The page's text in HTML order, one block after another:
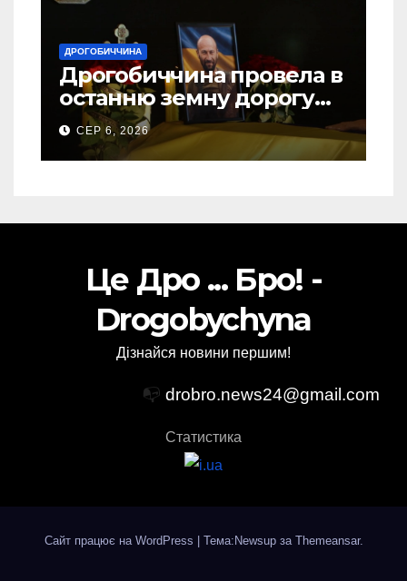
ДРОГОБИЧЧИНА
Дрогобиччина провела в
останню земну дорогу
свого Захисника – Олега
Торського
СЕР 6, 2026
Це Дро ... Бро! -
Drogobychyna
Дізнайся новини першим!
📭 drobro.news24@gmail.com
Статистика
Сайт працює на WordPress Тема:Newsup за Themeansar.